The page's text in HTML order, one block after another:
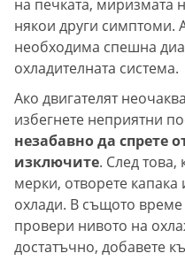
на печката, миризмата
някои други симптоми.
необходима спешна
охладителната система.
Ако двигателят
избегнете неприятни
незабавно да спрете
изключите. След това,
мерки, отворете капака
охлади. В същото
провери нивото на
достатъчно, добавете